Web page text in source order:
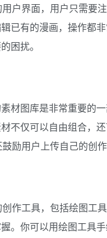
户界面，用户只需要
已有的漫画，操作都
困扰。
材图库是非常重要的
不仅可以自由组合，
励用户上传自己的创
作工具，包括绘图工
。你可以用绘图工具